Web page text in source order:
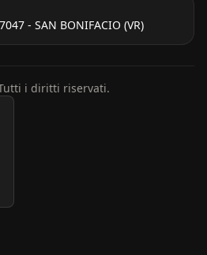
- SAN BONIFACIO (VR)
i diritti riservati.